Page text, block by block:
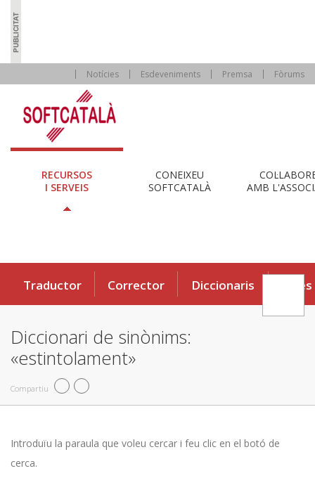
Notícies Esdeveniments Premsa Fòrums
RECURSOS
I SERVEIS
CONEIXEU
SOFTCATALÀ
AMB
Traductor Corrector Diccionaris Eines
Diccionari de sinònims:
«estintolament»
Compartiu
Introduïu la paraula que voleu cercar i feu clic en el botó de
cerca.